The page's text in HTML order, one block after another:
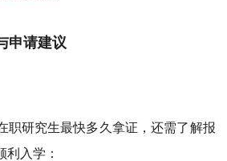
申请建议
研究生最快多久拿证，还需了解报
利入学：